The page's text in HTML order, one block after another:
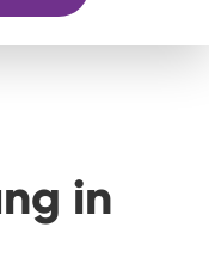
in